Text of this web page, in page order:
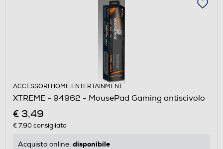
ACCESSORI HOME ENTERTAINMENT
XTREME - 94962 - MousePad Gaming antiscivolo
€ 3,49
€ 7,90consigliato
Acquisto online: disponibile